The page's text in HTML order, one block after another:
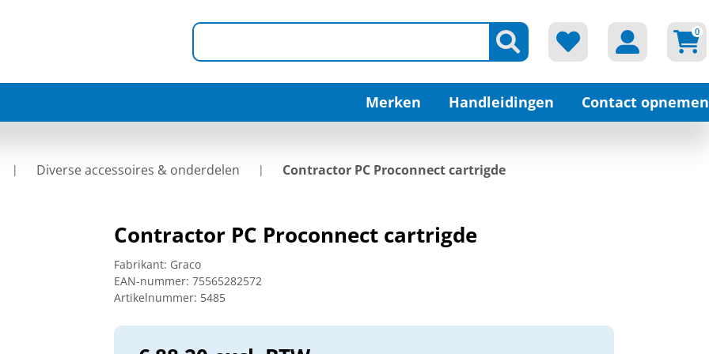
0
Merken Handleidingen Contact opnemen
Diverse accessoires & onderdelen Contractor PC Proconnect cartrigde
Contractor PC Proconnect cartrigde
Fabrikant: Graco
EAN-nummer: 75565282572
Artikelnummer: 5485